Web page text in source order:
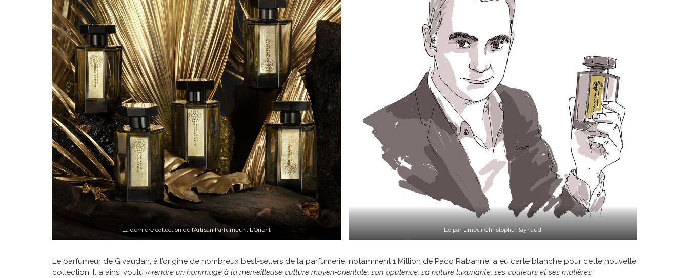
La dernière collection de l’Artisan Parfumeur : L’Orient Le parfumeur Christophe Raynaud
Le parfumeur de Givaudan, à l’origine de nombreux best-sellers de la parfumerie, notamment 1 Million de Paco Rabanne, a eu carte blanche pour cette nouvelle
collection. Il a ainsi voulu « rendre un hommage à la merveilleuse culture moyen-orientale, son opulence, sa nature luxuriante, ses couleurs et ses matières